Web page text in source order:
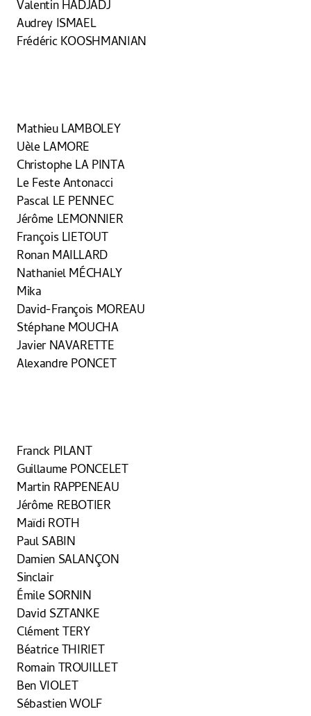
Valentin HADJADJ
Audrey ISMAEL
Frédéric KOOSHMANIAN
Mathieu LAMBOLEY
Uèle LAMORE
Christophe LA PINTA
Le Feste Antonacci
Pascal LE PENNEC
Jérôme LEMONNIER
François LIETOUT
Ronan MAILLARD
Nathaniel MÉCHALY
Mika
David-François MOREAU
Stéphane MOUCHA
Javier NAVARETTE
Alexandre PONCET
Franck PILANT
Guillaume PONCELET
Martin RAPPENEAU
Jérôme REBOTIER
Maïdi ROTH
Paul SABIN
Damien SALANÇON
Sinclair
Émile SORNIN
David SZTANKE
Clément TERY
Béatrice THIRIET
Romain TROUILLET
Ben VIOLET
Sébastien WOLF